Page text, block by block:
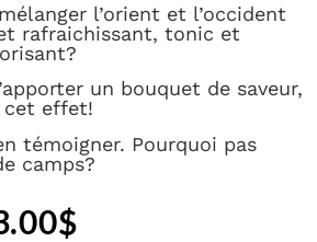
l’orient et l’occident
rafraichissant, tonic et
un bouquet de saveur,
cet effet!
témoigner. Pourquoi pas
camps?
$